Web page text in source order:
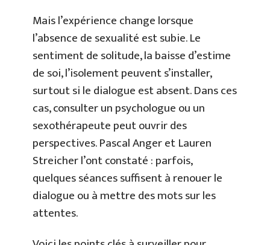
Mais l’expérience change lorsque
l’absence de sexualité est subie. Le
sentiment de solitude, la baisse d’estime
de soi, l’isolement peuvent s’installer,
surtout si le dialogue est absent. Dans ces
cas, consulter un psychologue ou un
sexothérapeute peut ouvrir des
perspectives. Pascal Anger et Lauren
Streicher l’ont constaté : parfois,
quelques séances suffisent à renouer le
dialogue ou à mettre des mots sur les
attentes.